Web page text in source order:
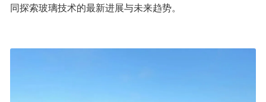
同探索玻璃技术的最新进展与未来趋势。